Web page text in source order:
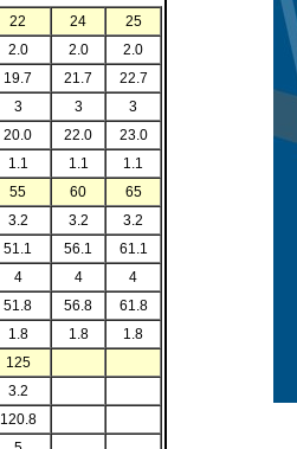
22 24
25
2.0 2.0
2.0
19.7 21.7
22.7
3 3
3
20.0 22.0
23.0
1.1 1.1
1.1
55 60
65
3.2 3.2
3.2
51.1 56.1
61.1
4 4
4
51.8 56.8
61.8
1.8 1.8
1.8
125
3.2
120.8